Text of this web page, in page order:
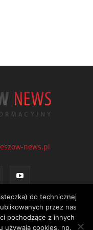
news.pl
do technicznej
przez nas
pochodzące z innych
używają cookies, np.